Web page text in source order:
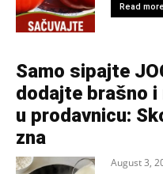
Read more
Samo sipajte
dodajte brašno
u prodavnicu:
zna
August 3,